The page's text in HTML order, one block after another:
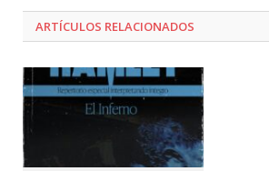
ARTÍCULOS RELACIONADOS